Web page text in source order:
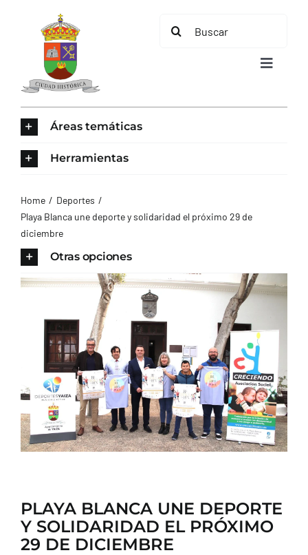
contenido
Buscar:
Toggle
AYUNTAMIENTO
TURISMO
CONTACTO
Áreas temáticas
Herramientas
Home
Deportes
Playa Blanca une deporte y solidaridad el próximo 29 de
diciembre
Otras opciones
PLAYA BLANCA UNE DEPORTE
Y SOLIDARIDAD EL PRÓXIMO
29 DE DICIEMBRE